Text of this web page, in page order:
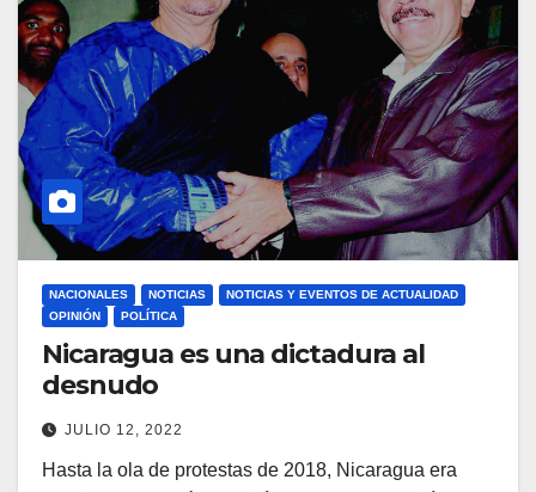
NACIONALES NOTICIAS
NOTICIAS Y EVENTOS DE ACTUALIDAD
OPINIÓN
POLÍTICA
Nicaragua es una dictadura al
desnudo
JULIO 12, 2022
Hasta la ola de protestas de 2018, Nicaragua era